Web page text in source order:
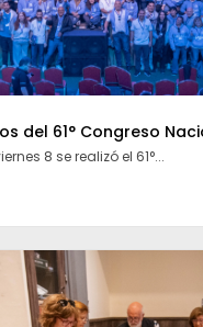
del 61° Congreso
8 se realizó el 61°...